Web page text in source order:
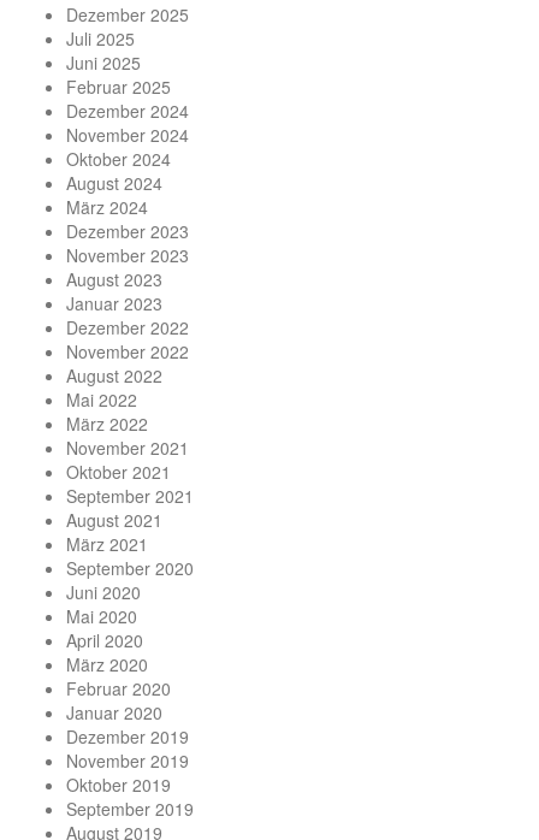
Dezember 2025
Juli 2025
Juni 2025
Februar 2025
Dezember 2024
November 2024
Oktober 2024
August 2024
März 2024
Dezember 2023
November 2023
August 2023
Januar 2023
Dezember 2022
November 2022
August 2022
Mai 2022
März 2022
November 2021
Oktober 2021
September 2021
August 2021
März 2021
September 2020
Juni 2020
Mai 2020
April 2020
März 2020
Februar 2020
Januar 2020
Dezember 2019
November 2019
Oktober 2019
September 2019
August 2019